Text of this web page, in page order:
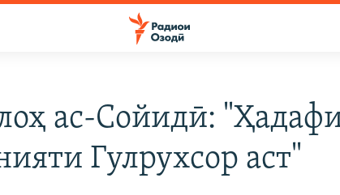
ас-Сойидӣ:
Гулрухсор аст"